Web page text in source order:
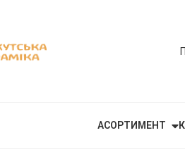
АСОРТИМЕНТ